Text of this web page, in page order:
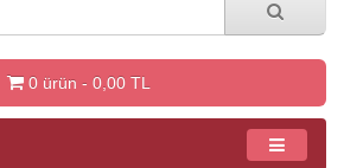
0 ürün - 0,00 TL